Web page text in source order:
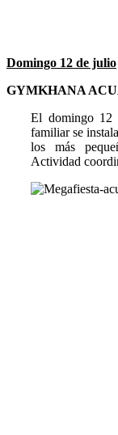
Domingo 12 de julio
GYMKHANA
El domingo 12
familiar se
los más
Actividad